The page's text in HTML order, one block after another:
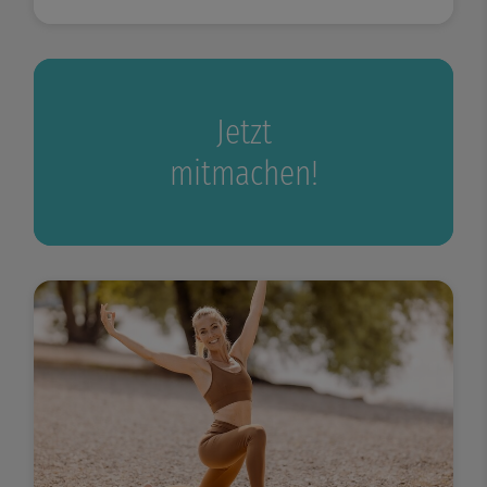
Jetzt
mitmachen!